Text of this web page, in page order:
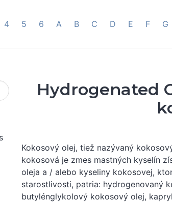
4 5 6 A B C D E F G
Hydrogenated
Kokosový olej, tiež nazývaný
kokosová je zmes mastných kyselín
oleja a / alebo kyseliny kokosovej,
starostlivosti, patria: hydrogenovaný
butylénglykolový kokosový olej,